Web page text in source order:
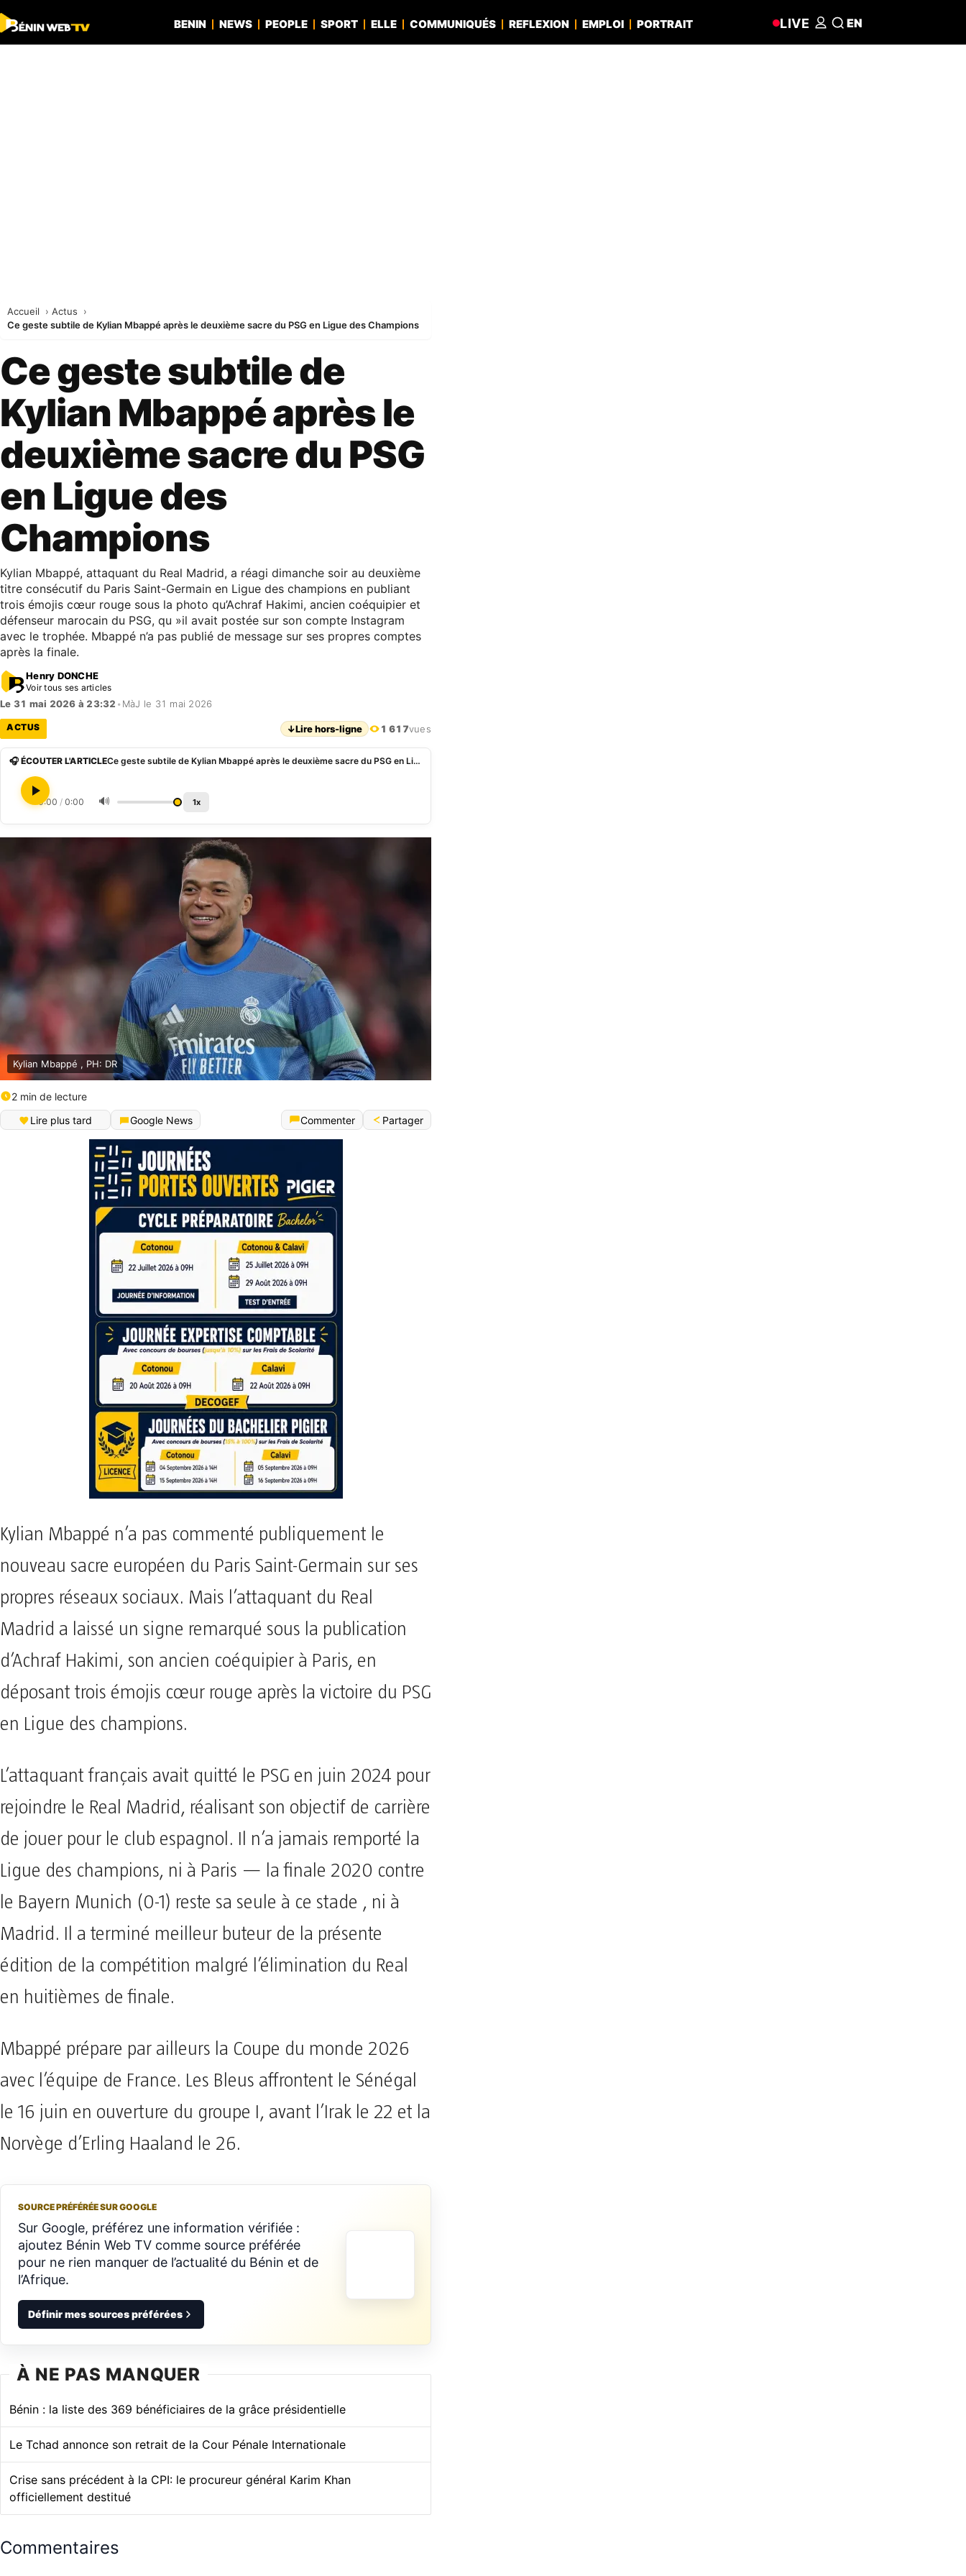
BENIN NEWS PEOPLE SPORT ELLE COMMUNIQUÉS REFLEXION EMPLOI PORTRAIT LIVE EN
Accueil
Actus
Ce geste subtile de Kylian Mbappé après le deuxième sacre du PSG en Ligue des Champions
Ce geste subtile de
Kylian Mbappé après le
deuxième sacre du PSG
en Ligue des
Champions
Kylian Mbappé, attaquant du Real Madrid, a réagi dimanche soir au deuxième
titre consécutif du Paris Saint-Germain en Ligue des champions en publiant
trois émojis cœur rouge sous la photo qu’Achraf Hakimi, ancien coéquipier et
défenseur marocain du PSG, qu »il avait postée sur son compte Instagram
avec le trophée. Mbappé n’a pas publié de message sur ses propres comptes
après la finale.
Henry DONCHE
Voir tous ses articles
Le 31 mai 2026 à 23:32 • MàJ le 31 mai 2026
ACTUS ↓Lire hors-ligne 1 617vues
🎧 ÉCOUTER L'ARTICLE Ce geste subtile de Kylian Mbappé après le deuxième sacre du PSG en Ligue des Champions
0:00 / 0:00 🔊 1x
Kylian Mbappé , PH: DR
2 min de lecture
Lire plus tard
Google News Commenter Partager
Kylian Mbappé n’a pas commenté publiquement le
nouveau sacre européen du Paris Saint-Germain sur ses
propres réseaux sociaux. Mais l’attaquant du Real
Madrid a laissé un signe remarqué sous la publication
d’Achraf Hakimi, son ancien coéquipier à Paris, en
déposant trois émojis cœur rouge après la victoire du PSG
en Ligue des champions.
L’attaquant français avait quitté le PSG en juin 2024 pour
rejoindre le Real Madrid, réalisant son objectif de carrière
de jouer pour le club espagnol. Il n’a jamais remporté la
Ligue des champions, ni à Paris — la finale 2020 contre
le Bayern Munich (0-1) reste sa seule à ce stade , ni à
Madrid. Il a terminé meilleur buteur de la présente
édition de la compétition malgré l’élimination du Real
en huitièmes de finale.
Mbappé prépare par ailleurs la Coupe du monde 2026
avec l’équipe de France. Les Bleus affrontent le Sénégal
le 16 juin en ouverture du groupe I, avant l’Irak le 22 et la
Norvège d’Erling Haaland le 26.
SOURCE PRÉFÉRÉE SUR GOOGLE
Sur Google, préférez une information vérifiée :
ajoutez Bénin Web TV comme source préférée
pour ne rien manquer de l’actualité du Bénin et de
l’Afrique.
Définir mes sources préférées
À NE PAS MANQUER
Bénin : la liste des 369 bénéficiaires de la grâce présidentielle
Le Tchad annonce son retrait de la Cour Pénale Internationale
Crise sans précédent à la CPI: le procureur général Karim Khan
officiellement destitué
Commentaires